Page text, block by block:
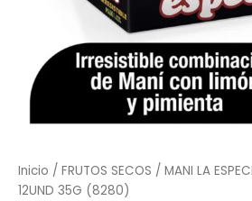
Inicio / FRUTOS SECOS / MANI LA
12UND 35G (8280)